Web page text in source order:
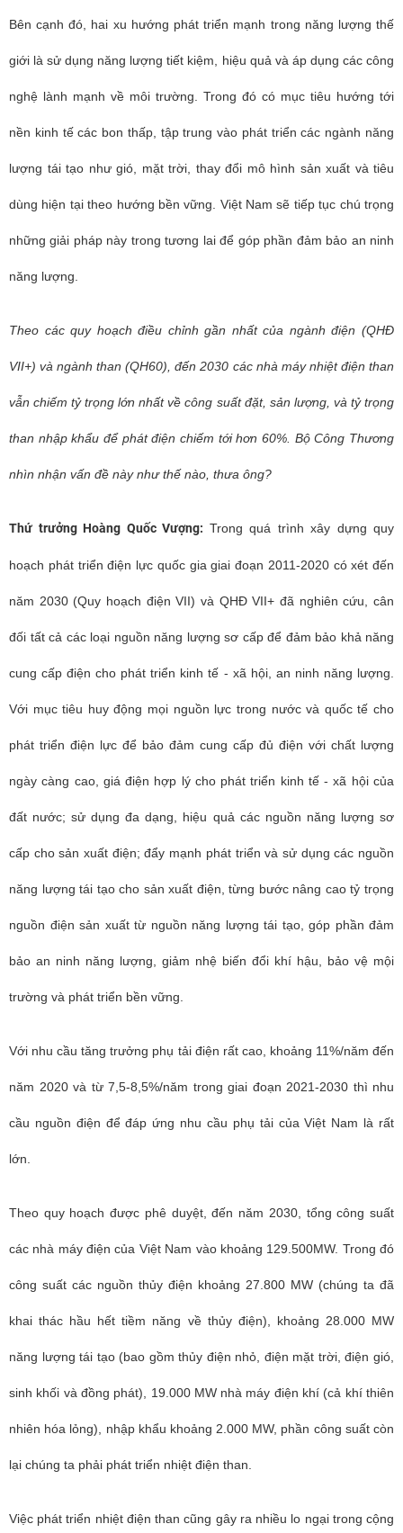
Bên cạnh đó, hai xu hướng phát triển mạnh trong năng lượng thế
giới là sử dụng năng lượng tiết kiệm, hiệu quả và áp dụng các công
nghệ lành mạnh về môi trường. Trong đó có mục tiêu hướng tới
nền kinh tế các bon thấp, tập trung vào phát triển các ngành năng
lượng tái tạo như gió, mặt trời, thay đổi mô hình sản xuất và tiêu
dùng hiện tại theo hướng bền vững. Việt Nam sẽ tiếp tục chú trọng
những giải pháp này trong tương lai để góp phần đảm bảo an ninh
năng lượng.
Theo các quy hoạch điều chỉnh gần nhất của ngành điện (QHĐ
VII+) và ngành than (QH60), đến 2030 các nhà máy nhiệt điện than
vẫn chiếm tỷ trọng lớn nhất về công suất đặt, sản lượng, và tỷ trọng
than nhập khẩu để phát điện chiếm tới hơn 60%. Bộ Công Thương
nhìn nhận vấn đề này như thế nào, thưa ông?
Thứ trưởng Hoàng Quốc Vượng: Trong quá trình xây dựng quy
hoạch phát triển điện lực quốc gia giai đoạn 2011-2020 có xét đến
năm 2030 (Quy hoạch điện VII) và QHĐ VII+ đã nghiên cứu, cân
đối tất cả các loại nguồn năng lượng sơ cấp để đảm bảo khả năng
cung cấp điện cho phát triển kinh tế - xã hội, an ninh năng lượng.
Với mục tiêu huy động mọi nguồn lực trong nước và quốc tế cho
phát triển điện lực để bảo đảm cung cấp đủ điện với chất lượng
ngày càng cao, giá điện hợp lý cho phát triển kinh tế - xã hội của
đất nước; sử dụng đa dạng, hiệu quả các nguồn năng lượng sơ
cấp cho sản xuất điện; đẩy mạnh phát triển và sử dụng các nguồn
năng lượng tái tạo cho sản xuất điện, từng bước nâng cao tỷ trọng
nguồn điện sản xuất từ nguồn năng lượng tái tạo, góp phần đảm
bảo an ninh năng lượng, giảm nhệ biến đổi khí hậu, bảo vệ mội
trường và phát triển bền vững.
Với nhu cầu tăng trưởng phụ tải điện rất cao, khoảng 11%/năm đến
năm 2020 và từ 7,5-8,5%/năm trong giai đoạn 2021-2030 thì nhu
cầu nguồn điện để đáp ứng nhu cầu phụ tải của Việt Nam là rất
lớn.
Theo quy hoạch được phê duyệt, đến năm 2030, tổng công suất
các nhà máy điện của Việt Nam vào khoảng 129.500MW. Trong đó
công suất các nguồn thủy điện khoảng 27.800 MW (chúng ta đã
khai thác hầu hết tiềm năng về thủy điện), khoảng 28.000 MW
năng lượng tái tạo (bao gồm thủy điện nhỏ, điện mặt trời, điện gió,
sinh khối và đồng phát), 19.000 MW nhà máy điện khí (cả khí thiên
nhiên hóa lỏng), nhập khẩu khoảng 2.000 MW, phần công suất còn
lại chúng ta phải phát triển nhiệt điện than.
Việc phát triển nhiệt điện than cũng gây ra nhiều lo ngại trong cộng